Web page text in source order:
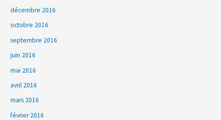
décembre 2016
octobre 2016
septembre 2016
juin 2016
mai 2016
avril 2016
mars 2016
février 2016